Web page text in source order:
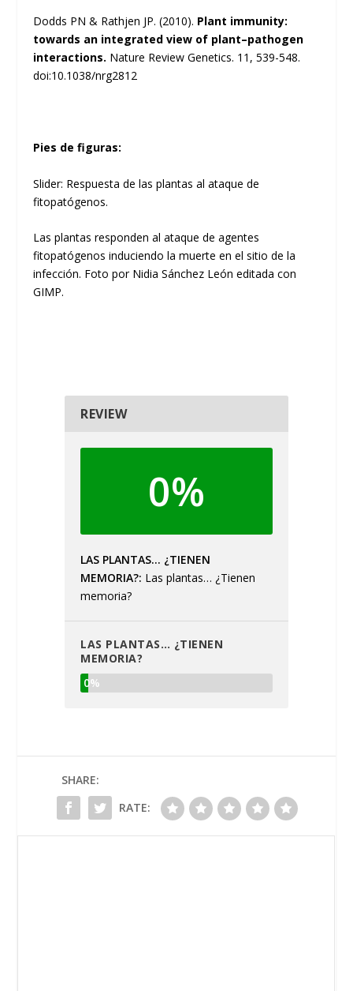
Dodds PN & Rathjen JP. (2010). Plant immunity:
towards an integrated view of plant–pathogen
interactions. Nature Review Genetics. 11, 539-548.
doi:10.1038/nrg2812
Pies de figuras:
Slider: Respuesta de las plantas al ataque de
fitopatógenos.
Las plantas responden al ataque de agentes
fitopatógenos induciendo la muerte en el sitio de la
infección. Foto por Nidia Sánchez León editada con
GIMP.
REVIEW
0%
LAS PLANTAS… ¿TIENEN
MEMORIA? Las plantas… ¿Tienen
memoria?
LAS PLANTAS… ¿TIENEN
MEMORIA?
0%
SHARE:
RATE: